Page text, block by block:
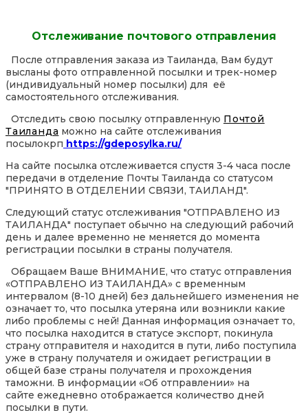
Отслеживание почтового отправления
После отправления заказа из Таиланда, Вам будут
высланы фото отправленной посылки и трек-номер
(индивидуальный номер посылки) для её
самостоятельного отслеживания.
Отследить свою посылку отправленную Почтой
Таиланда можно на сайте отслеживания
посылокрп https://gdeposylka.ru/
На сайте посылка отслеживается спустя 3-4 часа после
передачи в отделение Почты Таиланда со статусом
"ПРИНЯТО В ОТДЕЛЕНИИ СВЯЗИ, ТАИЛАНД".
Следующий статус отслеживания "ОТПРАВЛЕНО ИЗ
ТАИЛАНДА" поступает обычно на следующий рабочий
день и далее временно не меняется до момента
регистрации посылки в страны получателя.
Обращаем Ваше ВНИМАНИЕ, что статус отправления
«ОТПРАВЛЕНО ИЗ ТАИЛАНДА» с временным
интервалом (8-10 дней) без дальнейшего изменения не
означает то, что посылка утеряна или возникли какие
либо проблемы с ней! Данная информация означает то,
что посылка находится в статусе экспорт, покинула
страну отправителя и находится в пути, либо поступила
уже в страну получателя и ожидает регистрации в
общей базе страны получателя и прохождения
таможни. В информации «Об отправлении» на
сайте ежедневно отображается количество дней
посылки в пути.